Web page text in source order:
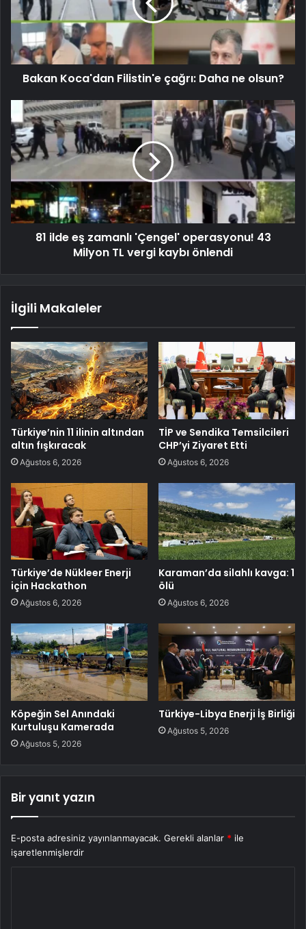
Bakan Koca'dan Filistin'e çağrı: Daha ne olsun?
81 ilde eş zamanlı 'Çengel' operasyonu! 43
Milyon TL vergi kaybı önlendi
İlgili Makaleler
Türkiye’nin 11 ilinin altından
altın fışkıracak
Ağustos 6, 2026
TİP ve Sendika Temsilcileri
CHP’yi Ziyaret Etti
Ağustos 6, 2026
Türkiye’de Nükleer Enerji
için Hackathon
Ağustos 6, 2026
Karaman’da silahlı kavga: 1
ölü
Ağustos 6, 2026
Köpeğin Sel Anındaki
Kurtuluşu Kamerada
Ağustos 5, 2026
Türkiye-Libya Enerji İş Birliği
Ağustos 5, 2026
Bir yanıt yazın
E-posta adresiniz yayınlanmayacak. Gerekli alanlar * ile
işaretlenmişlerdir